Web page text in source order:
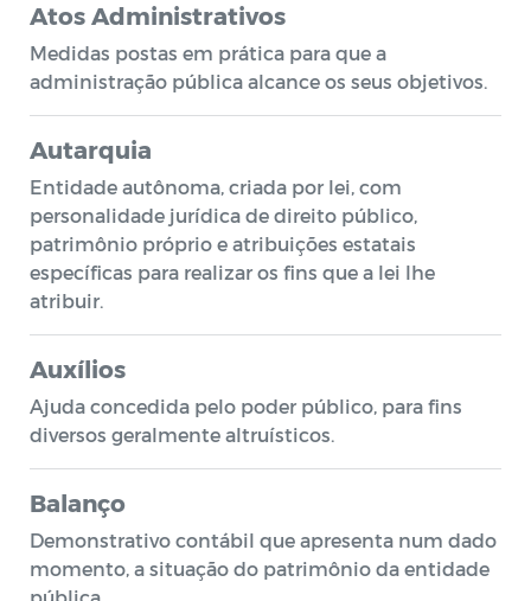
Atos Administrativos
Medidas postas em prática para que a
administração pública alcance os seus objetivos.
Autarquia
Entidade autônoma, criada por lei, com
personalidade jurídica de direito público,
patrimônio próprio e atribuições estatais
específicas para realizar os fins que a lei lhe
atribuir.
Auxílios
Ajuda concedida pelo poder público, para fins
diversos geralmente altruísticos.
Balanço
Demonstrativo contábil que apresenta num dado
momento, a situação do patrimônio da entidade